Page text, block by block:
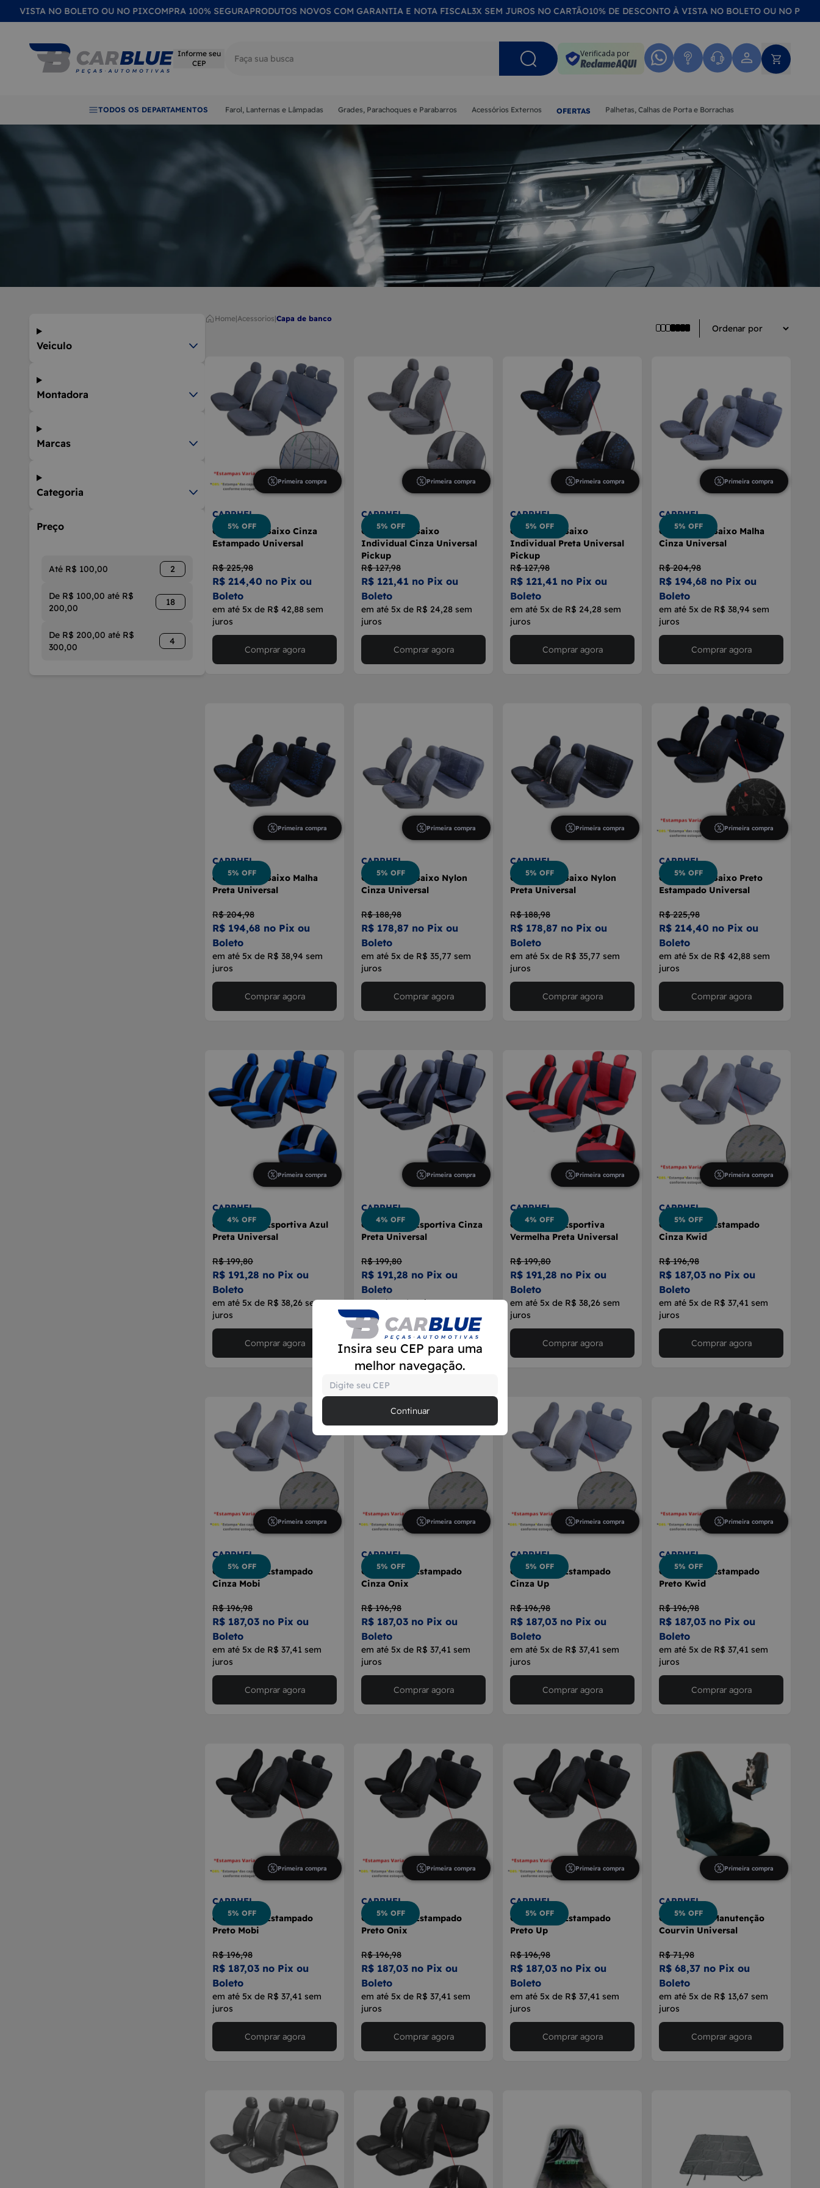
NO BOLETO OU NO PIXCOMPRA 100% SEGURAPRODUTOS NOVOS COM GARANTIA E NOTA FISCAL3X SEM JUROS NO CARTÃO10% DE DESCONTO À VISTA NO BOLETO OU NO PIXCOMPRA
Informe seu
CEP
Insira seu CEP para uma
melhor navegação.
Continuar
Verificada por
TODOS OS DEPARTAMENTOS Farol, Lanternas e Lâmpadas Grades, Parachoques e Parabarros Acessórios Externos OFERTAS Palhetas, Calhas de Porta e Borrachas
Montadora
Veiculo
Categoria
Marcas
Preço
Até R$ 100,00 2
De R$ 100,00 até R$
200,00
18
De R$ 200,00 até R$
300,00
4
Home| acessorios| capa de banco
Primeira compra
CARRHEL
Capa Banco Baixo Cinza
Estampado Universal
R$ 225,98
R$ 214,40 no Pix ou
Boleto
em até 5x de R$ 42,88 sem
juros
5% OFF
Comprar agora
Primeira compra
CARRHEL
Capa Banco Baixo
Individual Cinza Universal
Pickup
R$ 127,98
R$ 121,41 no Pix ou
Boleto
em até 5x de R$ 24,28 sem
juros
5% OFF
Comprar agora
Primeira compra
CARRHEL
Capa Banco Baixo
Individual Preta Universal
Pickup
R$ 127,98
R$ 121,41 no Pix ou
Boleto
em até 5x de R$ 24,28 sem
juros
5% OFF
Comprar agora
Primeira compra
CARRHEL
Capa Banco Baixo Malha
Cinza Universal
R$ 204,98
R$ 194,68 no Pix ou
Boleto
em até 5x de R$ 38,94 sem
juros
5% OFF
Comprar agora
Primeira compra
CARRHEL
Capa Banco Baixo Malha
Preta Universal
R$ 204,98
R$ 194,68 no Pix ou
Boleto
em até 5x de R$ 38,94 sem
juros
5% OFF
Comprar agora
Primeira compra
CARRHEL
Capa Banco Baixo Nylon
Cinza Universal
R$ 188,98
R$ 178,87 no Pix ou
Boleto
em até 5x de R$ 35,77 sem
juros
5% OFF
Comprar agora
Primeira compra
CARRHEL
Capa Banco Baixo Nylon
Preta Universal
R$ 188,98
R$ 178,87 no Pix ou
Boleto
em até 5x de R$ 35,77 sem
juros
5% OFF
Comprar agora
Primeira compra
CARRHEL
Capa Banco Baixo Preto
Estampado Universal
R$ 225,98
R$ 214,40 no Pix ou
Boleto
em até 5x de R$ 42,88 sem
juros
5% OFF
Comprar agora
Primeira compra
CARRHEL
Capa Banco Esportiva Azul
Preta Universal
R$ 199,80
R$ 191,28 no Pix ou
Boleto
em até 5x de R$ 38,26 sem
juros
4% OFF
Comprar agora
Primeira compra
CARRHEL
Capa Banco Esportiva Cinza
Preta Universal
R$ 199,80
R$ 191,28 no Pix ou
Boleto
em até 5x de R$ 38,26 sem
juros
4% OFF
Comprar agora
Primeira compra
CARRHEL
Capa Banco Esportiva
Vermelha Preta Universal
R$ 199,80
R$ 191,28 no Pix ou
Boleto
em até 5x de R$ 38,26 sem
juros
4% OFF
Comprar agora
Primeira compra
CARRHEL
Capa Banco Estampado
Cinza Kwid
R$ 196,98
R$ 187,03 no Pix ou
Boleto
em até 5x de R$ 37,41 sem
juros
5% OFF
Comprar agora
Primeira compra
CARRHEL
Capa Banco Estampado
Cinza Mobi
R$ 196,98
R$ 187,03 no Pix ou
Boleto
em até 5x de R$ 37,41 sem
juros
5% OFF
Comprar agora
Primeira compra
CARRHEL
Capa Banco Estampado
Cinza Onix
R$ 196,98
R$ 187,03 no Pix ou
Boleto
em até 5x de R$ 37,41 sem
juros
5% OFF
Comprar agora
Primeira compra
CARRHEL
Capa Banco Estampado
Cinza Up
R$ 196,98
R$ 187,03 no Pix ou
Boleto
em até 5x de R$ 37,41 sem
juros
5% OFF
Comprar agora
Primeira compra
CARRHEL
Capa Banco Estampado
Preto Kwid
R$ 196,98
R$ 187,03 no Pix ou
Boleto
em até 5x de R$ 37,41 sem
juros
5% OFF
Comprar agora
Primeira compra
CARRHEL
Capa Banco Estampado
Preto Mobi
R$ 196,98
R$ 187,03 no Pix ou
Boleto
em até 5x de R$ 37,41 sem
juros
5% OFF
Comprar agora
Primeira compra
CARRHEL
Capa Banco Estampado
Preto Onix
R$ 196,98
R$ 187,03 no Pix ou
Boleto
em até 5x de R$ 37,41 sem
juros
5% OFF
Comprar agora
Primeira compra
CARRHEL
Capa Banco Estampado
Preto Up
R$ 196,98
R$ 187,03 no Pix ou
Boleto
em até 5x de R$ 37,41 sem
juros
5% OFF
Comprar agora
Primeira compra
CARRHEL
Capa Banco Manutenção
Courvin Universal
R$ 71,98
R$ 68,37 no Pix ou
Boleto
em até 5x de R$ 13,67 sem
juros
5% OFF
Comprar agora